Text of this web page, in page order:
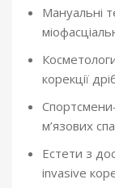
Мануальні
корекції
м’язових
Естети з
invasive